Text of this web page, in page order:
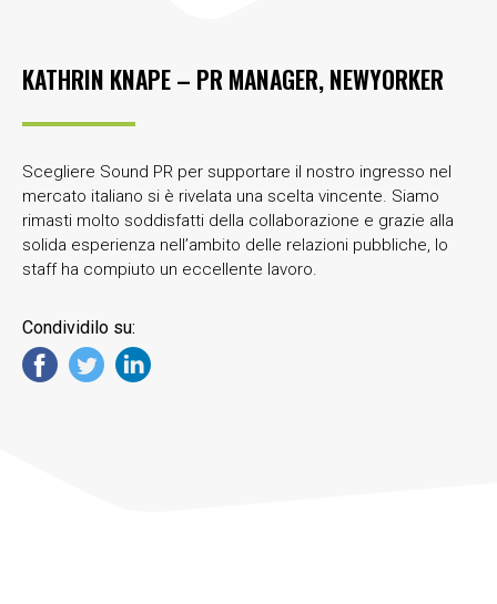
KATHRIN KNAPE – PR MANAGER,NEWYORKER
Scegliere Sound PR per supportare il nostro ingresso nel
mercato italiano si è rivelata una scelta vincente. Siamo
rimasti molto soddisfatti della collaborazione e grazie alla
solida esperienza nell’ambito delle relazioni pubbliche, lo
staff ha compiuto un eccellente lavoro.
Condividilo su: